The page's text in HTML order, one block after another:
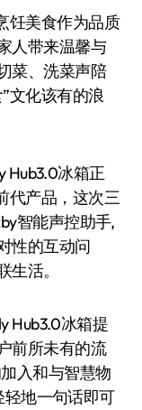
美食作为品质
人带来温馨与
菜、洗菜声陪
文化该有的浪
冰箱正
代产品，这次三
智能声控助手,
性的互动问
活。
冰箱提
前所未有的流
入和与智慧物
地一句话即可